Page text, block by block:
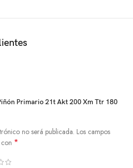
Primario 21t Akt 200 Xm Ttr 180
no será publicada. Los campos
*